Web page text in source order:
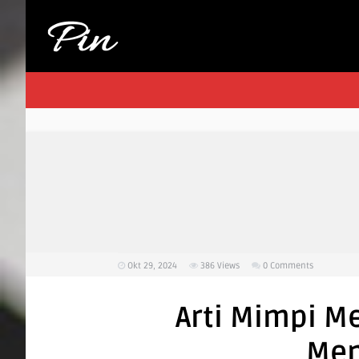
Okt 29, 2024 386 Views 0 Comments
Arti Mimpi